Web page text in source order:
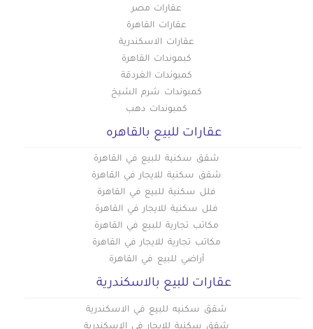
عقارات مصر
عقارات القاهرة
عقارات الاسكندرية
كبموندات القاهرة
كمبوندات الغردقة
كمبوندات شرم الشيخ
كمبوندات دهب
عقارات للبيع بالقاهره
شقق سكنية للبيع في القاهرة
شقق سكنية للايجار في القاهرة
فلل سكنية للبيع في القاهرة
فلل سكنية للايجار في القاهرة
مكاتب تجارية للبيع في القاهرة
مكاتب تجارية للايجار في القاهرة
أراضي للبيع في القاهرة
عقارات للبيع بالاسكندرية
شقق سكنيه للبيع في الاسكندرية
شقق سكنية للايجار في الاسكندرية